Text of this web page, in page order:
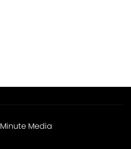
Minute Media